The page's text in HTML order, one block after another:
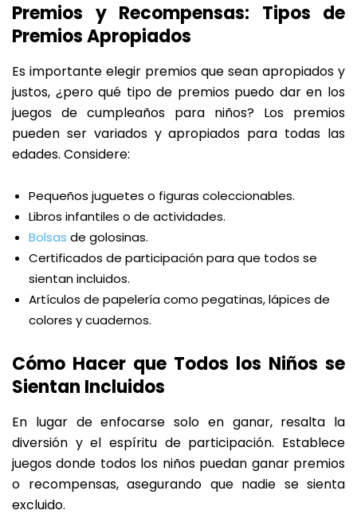
Premios y Recompensas: Tipos de
Premios Apropiados
Es importante elegir premios que sean apropiados y
justos, ¿pero qué tipo de premios puedo dar en los
juegos de cumpleaños para niños? Los premios
pueden ser variados y apropiados para todas las
edades. Considere:
Pequeños juguetes o figuras coleccionables.
Libros infantiles o de actividades.
Bolsas de golosinas.
Certificados de participación para que todos se
sientan incluidos.
Artículos de papelería como pegatinas, lápices de
colores y cuadernos.
Cómo Hacer que Todos los Niños se
Sientan Incluidos
En lugar de enfocarse solo en ganar, resalta la
diversión y el espíritu de participación. Establece
juegos donde todos los niños puedan ganar premios
o recompensas, asegurando que nadie se sienta
excluido.